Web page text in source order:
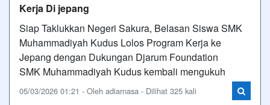
Kerja Di jepang
Siap Taklukkan Negeri Sakura, Belasan Siswa SMK
Muhammadiyah Kudus Lolos Program Kerja ke
Jepang dengan Dukungan Djarum Foundation
SMK Muhammadiyah Kudus kembali mengukuh
05/03/2026 01:21 - Oleh adiarnasa - Dilihat 325 kali